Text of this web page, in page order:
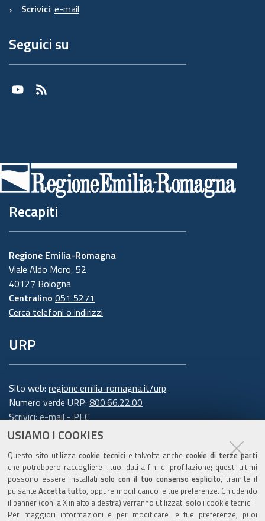
USIAMO I COOKIES
Questo sito utilizza cookie tecnici e talvolta anchecookie di terze parti
che potrebbero raccogliere i tuoi dati a fini di profilazione; questi ultimi
possono essere installatisolo con il tuo consenso esplicito, tramite il
pulsanteAccetta tutto, oppure modificando le tue preferenze. Chiudendo
il banner (con la X in alto a destra) verranno utilizzati solo i cookie tecnici.
Per maggiori informazioni e per modificare le tue preferenze, puoi
Scrivici: e-mail
Seguici su
Youtube
RSS
Recapiti
Regione Emilia-Romagna
Viale Aldo Moro, 52
40127 Bologna
Centralino 051 5271
Cerca telefoni o indirizzi
URP
Sito web: regione.emilia-romagna.it/urp
Numero verde URP: 800.66.22.00
Scrivici:e-mail-PEC
Trasparenza
Amministrazione trasparente
Note legali e copyright